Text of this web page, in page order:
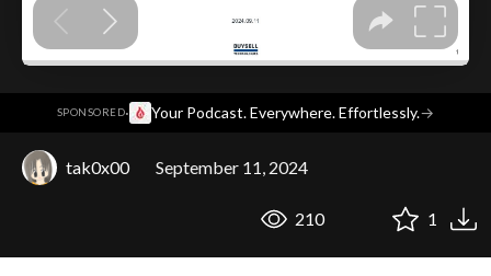
SPONSORED· Your Podcast. Everywhere. Effortlessly.→
tak0x00 September 11, 2024
210 1